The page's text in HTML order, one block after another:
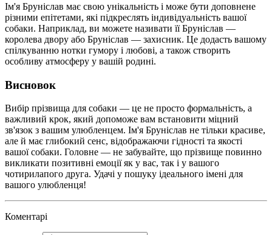
Ім'я Бруніслав має свою унікальність і може бути доповнене
різними епітетами, які підкреслять індивідуальність вашої
собаки. Наприклад, ви можете називати її Бруніслав —
королева двору або Бруніслав — захисник. Це додасть вашому
спілкуванню нотки гумору і любові, а також створить
особливу атмосферу у вашій родині.
Висновок
Вибір прізвища для собаки — це не просто формальність, а
важливий крок, який допоможе вам встановити міцний
зв'язок з вашим улюбленцем. Ім'я Бруніслав не тільки красиве,
але й має глибокий сенс, відображаючи гідності та якості
вашої собаки. Головне — не забувайте, що прізвище повинно
викликати позитивні емоції як у вас, так і у вашого
чотирилапого друга. Удачі у пошуку ідеального імені для
вашого улюбленця!
Коментарі